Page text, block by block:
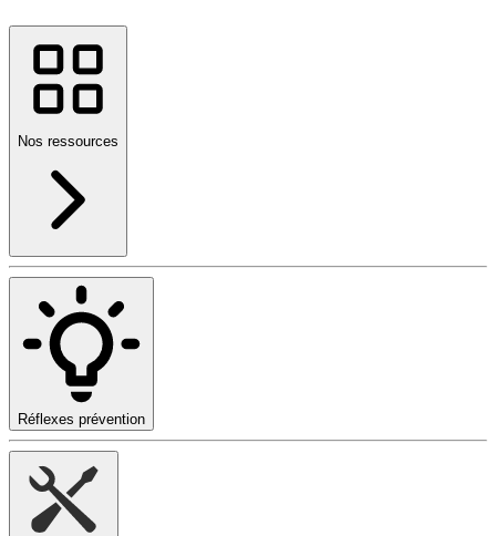
Nos ressources
Réflexes prévention